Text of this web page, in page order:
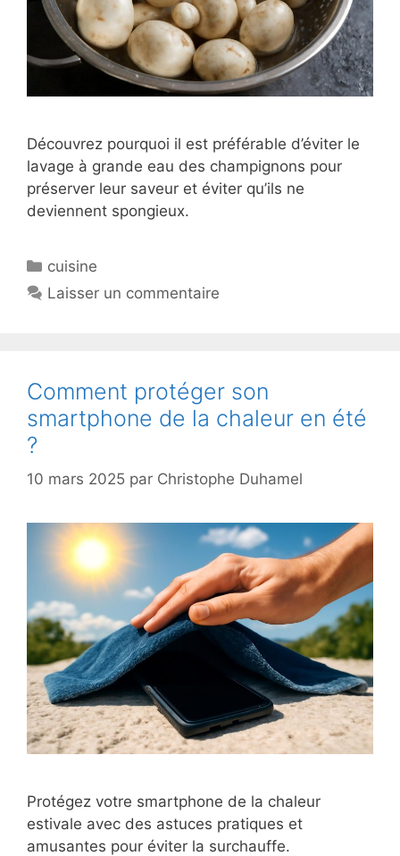
Découvrez pourquoi il est préférable d’éviter le
lavage à grande eau des champignons pour
préserver leur saveur et éviter qu’ils ne
deviennent spongieux.
Catégories
cuisine
Laisser un commentaire
Comment protéger son
smartphone de la chaleur en été
?
10 mars 2025 par Christophe Duhamel
Protégez votre smartphone de la chaleur
estivale avec des astuces pratiques et
amusantes pour éviter la surchauffe.